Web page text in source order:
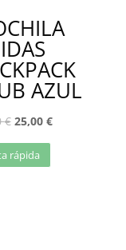
AZUL
€ 25,00 €
rápida